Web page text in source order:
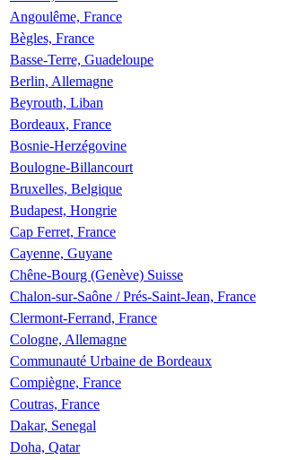
Angoulême, France
Bègles, France
Basse-Terre, Guadeloupe
Berlin, Allemagne
Beyrouth, Liban
Bordeaux, France
Bosnie-Herzégovine
Boulogne-Billancourt
Bruxelles, Belgique
Budapest, Hongrie
Cap Ferret, France
Cayenne, Guyane
Chêne-Bourg (Genève) Suisse
Chalon-sur-Saône / Prés-Saint-Jean, France
Clermont-Ferrand, France
Cologne, Allemagne
Communauté Urbaine de Bordeaux
Compiègne, France
Coutras, France
Dakar, Senegal
Doha, Qatar